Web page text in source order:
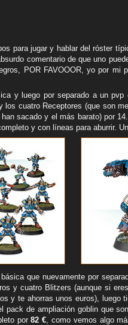
para jugar y hablar del róster
comentario de que uno
POR FAVOOOR, yo por mi
y luego por separado a un
cuatro Receptores (que son
sacado y el más barato) por
y con líneas para aburrir.
que nuevamente por
y cuatro Blitzers (aunque si
y te ahorras unos euros), luego
pack de ampliación goblin que
por82 € , como vemos algo